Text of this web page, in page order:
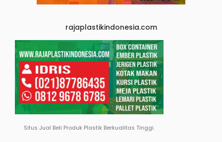
rajaplastikindonesia.com
Situs Jual Beli Produk Plastik Berkualitas Tinggi.